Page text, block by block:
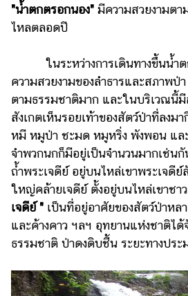
"น้ำตกตรอกนอง" มีความสวยงามต
ไหลตลอดปี
ในระหว่างการเดินทางขึ้นน้ำต
ความสวยงามของลำธารและสภาพป่
ตามธรรมชาติมาก และในบริเวณนี้
สังเกตเห็นรอยเท้าของสัตว์ป่าที่ลงม
หมี หมูป่า ชะมด หมูหริ่ง พังพอน แล
จำพวกนกก็มีอยู่เป็นจำนวนมากเช่น
ถ้ำพระเจดีย์ อยู่บนไหล่เขาพระเจดี
ใหญ่คล้ายเจดีย์ ตั้งอยู่บนไหล่เขาชาว
เจดีย์ " เป็นที่อยู่อาศัยของสัตว์ป่าหล
และค้างคาว ฯลฯ อุทยานแห่งชาติได้
ธรรมชาติ ป่าดงดิบชื้น ระยะทางปร